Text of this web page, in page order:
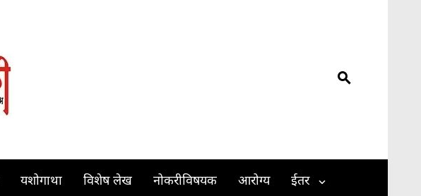
यशोगाथा विशेष लेख नोकरीविषयक आरोग्य ईतर